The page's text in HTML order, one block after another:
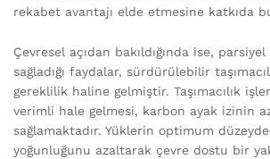
rekabet avantajı elde etmesine katkıda
Çevresel açıdan bakıldığında ise, parsiyel
sağladığı faydalar, sürdürülebilir
gereklilik haline gelmiştir. Taşımacılık
verimli hale gelmesi, karbon ayak izinin
sağlamaktadır. Yüklerin optimum
yoğunluğunu azaltarak çevre dostu bir